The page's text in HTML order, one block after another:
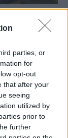
parties, or
for
opt-out
that after your
seeing
utilized by
prior to
further